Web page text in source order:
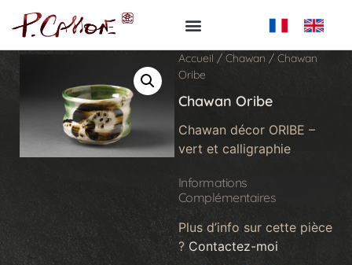
Accueil / Chawan / Chawan
Oribe
Chawan Oribe
Chawan décor ORIBE –
vert et calligraphie
Informations
Complémentaires
Plus d’info sur cette pièce
? Contactez-moi